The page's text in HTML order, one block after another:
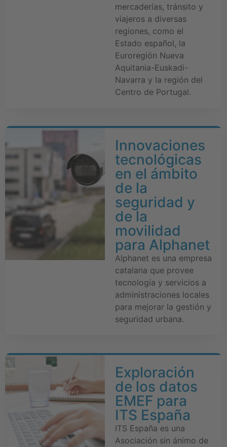
mercaderías, tránsito y
viajeros a diversas
regiones, como el
Estado español, la
Euroregión Nueva
Aquitania-Euskadi-
Navarra y la región del
Centro de Portugal.
Innovaciones
tecnológicas
en el ámbito
de la
seguridad y
de la
movilidad
para Alphanet
Alphanet es una empresa
catalana que provee
tecnología y servicios a
administraciones locales
para mejorar la gestión y
seguridad urbana.
Exploración
de los datos
EMEF para
ITS España
ITS España es una
Asociación sin ánimo de